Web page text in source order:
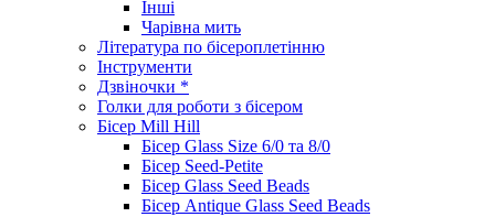
Інші
Чарівна мить
Література по бісероплетінню
Інструменти
Дзвіночки *
Голки для роботи з бісером
Бісер Mill Hill
Бісер Glass Size 6/0 та 8/0
Бісер Seed-Petite
Бісер Glass Seed Beads
Бісер Antique Glass Seed Beads